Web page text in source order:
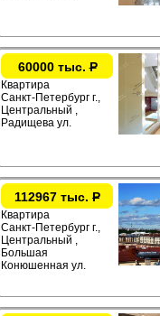
60000 тыс.Р
Квартира
Санкт-Петербург г.,
Центральный ,
Радищева ул.
112967 тыс. Р
Квартира
Санкт-Петербург г.,
Центральный ,
Большая
Конюшенная ул.